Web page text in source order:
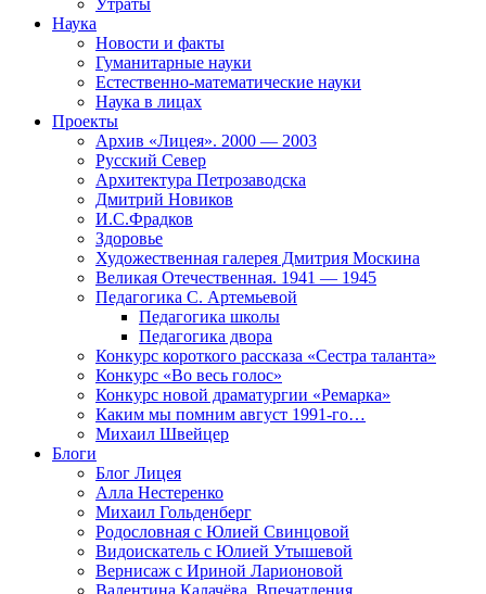
Утраты
Наука
Новости и факты
Гуманитарные науки
Естественно-математические науки
Наука в лицах
Проекты
Архив «Лицея». 2000 — 2003
Русский Север
Архитектура Петрозаводска
Дмитрий Новиков
И.С.Фрадков
Здоровье
Художественная галерея Дмитрия Москина
Великая Отечественная. 1941 — 1945
Педагогика С. Артемьевой
Педагогика школы
Педагогика двора
Конкурс короткого рассказа «Сестра таланта»
Конкурс «Во весь голос»
Конкурс новой драматургии «Ремарка»
Каким мы помним август 1991-го…
Михаил Швейцер
Блоги
Блог Лицея
Алла Нестеренко
Михаил Гольденберг
Родословная с Юлией Свинцовой
Видоискатель с Юлией Утышевой
Вернисаж с Ириной Ларионовой